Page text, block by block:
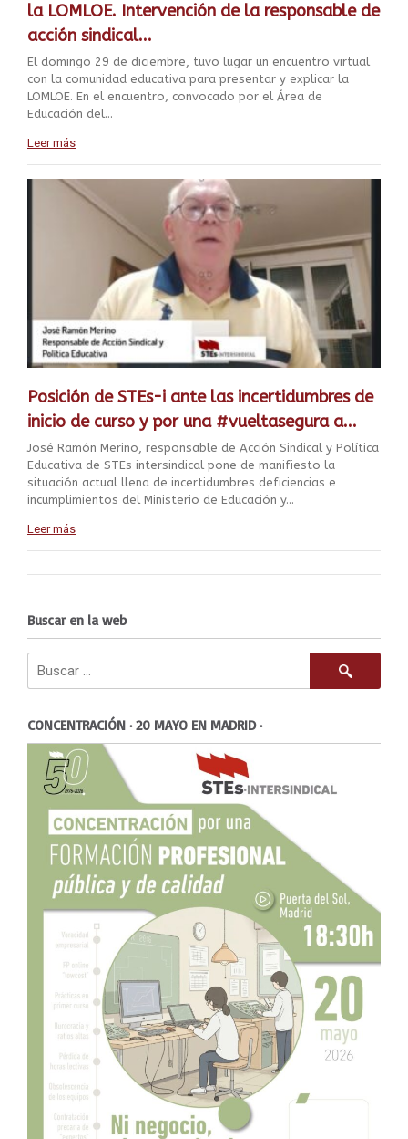
la LOMLOE. Intervención de la responsable de
acción sindical...
El domingo 29 de diciembre, tuvo lugar un encuentro virtual
con la comunidad educativa para presentar y explicar la
LOMLOE. En el encuentro, convocado por el Área de
Educación del...
Leer más
Posición de STEs-i ante las incertidumbres de
inicio de curso y por una #vueltasegura a...
José Ramón Merino, responsable de Acción Sindical y Política
Educativa de STEs intersindical pone de manifiesto la
situación actual llena de incertidumbres deficiencias e
incumplimientos del Ministerio de Educación y...
Leer más
Buscar en la web
CONCENTRACIÓN · 20 MAYO EN MADRID ·